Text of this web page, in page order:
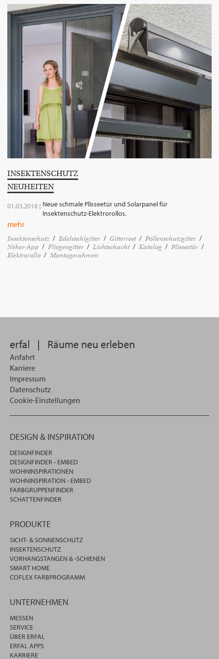
WECHSELN
DE
INSEKTEN­SCHUTZ
NEU­HEITEN
01.03.2018 | Neue schmale Plisseetür und Solarpanel für
Insektenschutz-Elektrorollos.
mehr
Insektenschutz Edelstahlgitter Gitterrost
Pollenschutzgitter
Neher-App
Fliegengitter Lichtschacht Katalog
Plisseetür
Elektrorollo
Montagerahmen
erfal | Räume neu erleben
Anfahrt
Karriere
Impressum
Datenschutz
Cookie-Einstellungen
DESIGN & INSPIRATION
DESIGNFINDER
DESIGNFINDER - EMBED
WOHNINSPIRATIONEN
WOHNINSPIRATION - EMBED
FARBGRUPPENFINDER
SCHATTENFINDER
PRODUKTE
SICHT- & SONNENSCHUTZ
INSEKTENSCHUTZ
VORHANGSTANGEN & -SCHIENEN
SMART HOME
COFLEX FARBPROGRAMM
UNTERNEHMEN
MESSEN
SERVICE
ÜBER ERFAL
ERFAL APPS
KARRIERE